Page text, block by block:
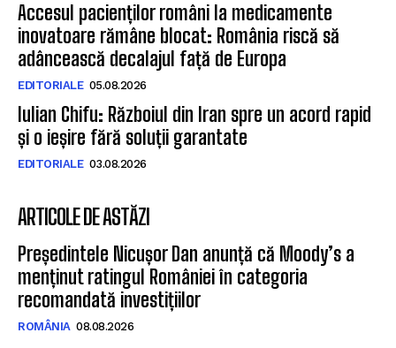
Accesul pacienților români la medicamente
inovatoare rămâne blocat: România riscă să
adâncească decalajul față de Europa
EDITORIALE 05.08.2026
Iulian Chifu: Războiul din Iran spre un acord rapid
și o ieșire fără soluții garantate
EDITORIALE 03.08.2026
ARTICOLE DE ASTĂZI
Președintele Nicușor Dan anunță că Moody’s a
menținut ratingul României în categoria
recomandată investițiilor
ROMÂNIA 08.08.2026